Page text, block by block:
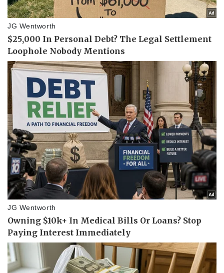
Thể thao
Lịch thi đấu bóng đá
Thế giới thể thao
eSports
Hậu trường
Ô tô - Xe máy
Xe máy